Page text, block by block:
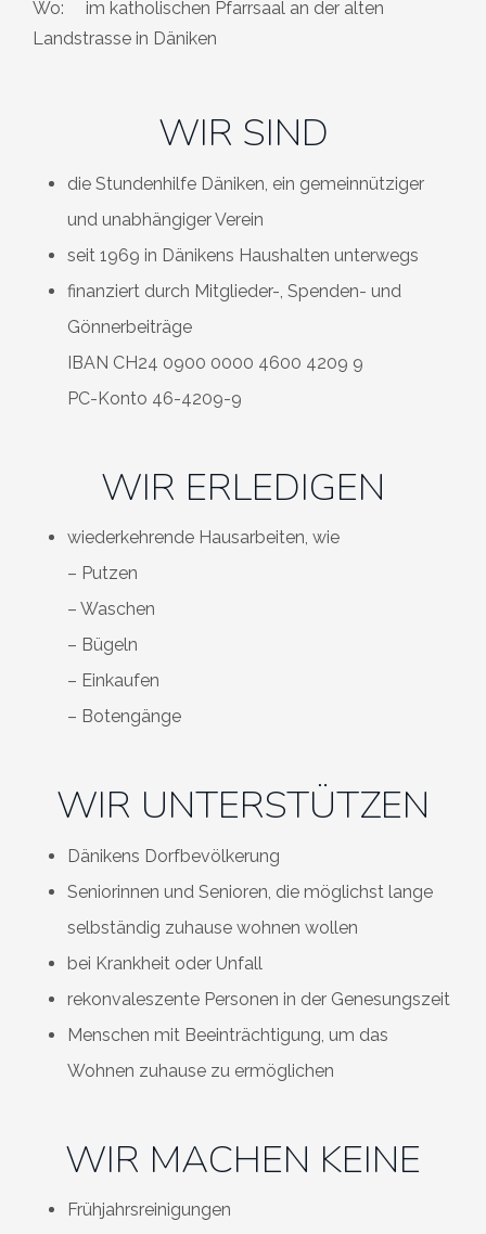
Wo: im katholischen Pfarrsaal an der alten
Landstrasse in Däniken
WIR SIND
die Stundenhilfe Däniken, ein gemeinnütziger
und unabhängiger Verein
seit 1969 in Dänikens Haushalten unterwegs
finanziert durch Mitglieder-, Spenden- und
Gönnerbeiträge
IBAN CH24 0900 0000 4600 4209 9
PC-Konto 46-4209-9
WIR ERLEDIGEN
wiederkehrende Hausarbeiten, wie
– Putzen
– Waschen
– Bügeln
– Einkaufen
– Botengänge
WIR UNTERSTÜTZEN
Dänikens Dorfbevölkerung
Seniorinnen und Senioren, die möglichst lange
selbständig zuhause wohnen wollen
bei Krankheit oder Unfall
rekonvaleszente Personen in der Genesungszeit
Menschen mit Beeinträchtigung, um das
Wohnen zuhause zu ermöglichen
WIR MACHEN KEINE
Frühjahrsreinigungen